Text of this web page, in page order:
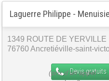
Laguerre Philippe -
1349 ROUTE DE YERVILLE
76760 Ancretiéville-saint-
Devis gratuits